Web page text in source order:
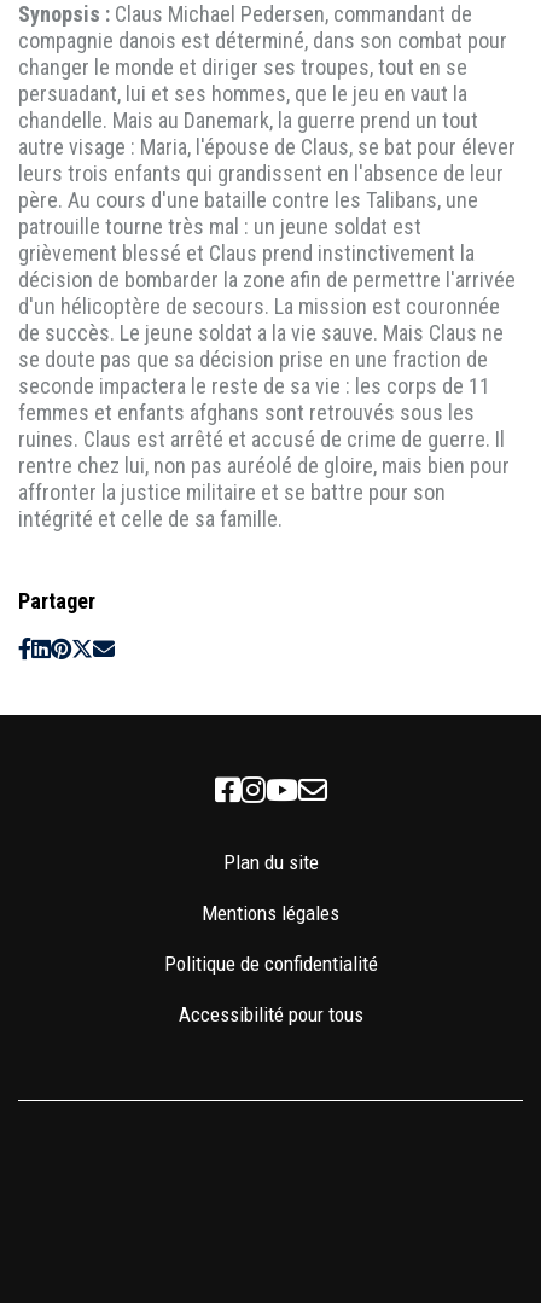
Synopsis : Claus Michael Pedersen, commandant de
compagnie danois est déterminé, dans son combat pour
changer le monde et diriger ses troupes, tout en se
persuadant, lui et ses hommes, que le jeu en vaut la
chandelle. Mais au Danemark, la guerre prend un tout
autre visage : Maria, l'épouse de Claus, se bat pour élever
leurs trois enfants qui grandissent en l'absence de leur
père. Au cours d'une bataille contre les Talibans, une
patrouille tourne très mal : un jeune soldat est
grièvement blessé et Claus prend instinctivement la
décision de bombarder la zone afin de permettre l'arrivée
d'un hélicoptère de secours. La mission est couronnée
de succès. Le jeune soldat a la vie sauve. Mais Claus ne
se doute pas que sa décision prise en une fraction de
seconde impactera le reste de sa vie : les corps de 11
femmes et enfants afghans sont retrouvés sous les
ruines. Claus est arrêté et accusé de crime de guerre. Il
rentre chez lui, non pas auréolé de gloire, mais bien pour
affronter la justice militaire et se battre pour son
intégrité et celle de sa famille.
Partager
Facebook
Instagram
Youtube
Newsletter
Plan du site
Mentions légales
Politique de confidentialité
Accessibilité pour tous